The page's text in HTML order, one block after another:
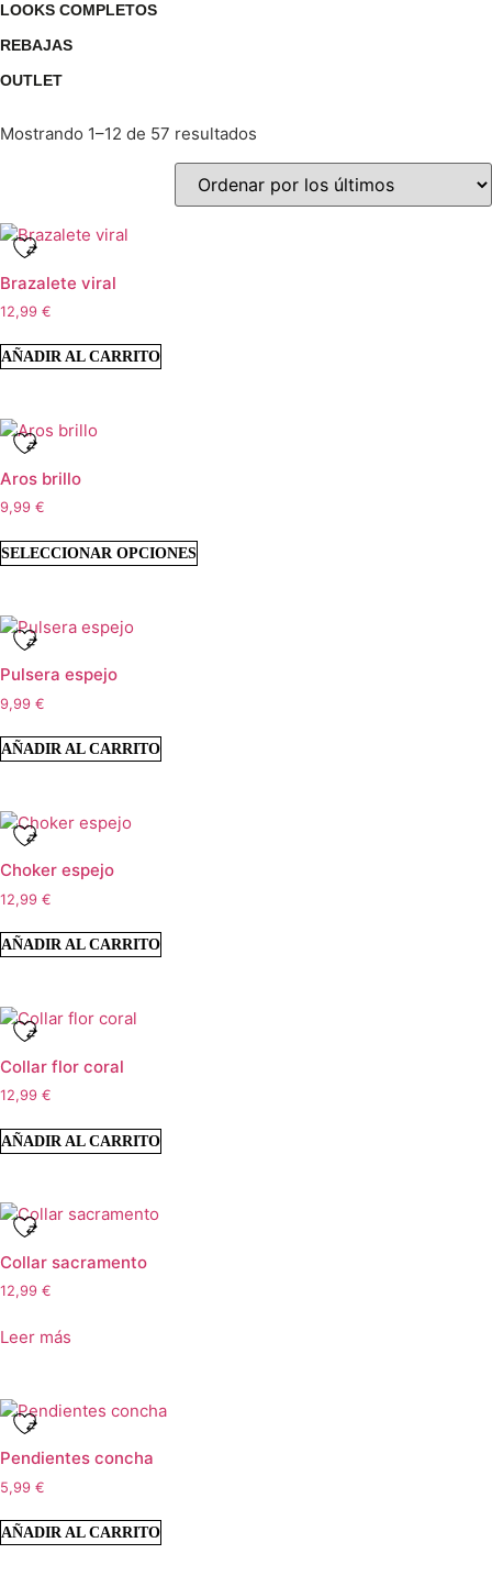
LOOKS COMPLETOS
REBAJAS
OUTLET
Mostrando 1–12 de 57 resultados
Brazalete viral
12,99 €
AÑADIR AL CARRITO
Aros brillo
9,99 €
SELECCIONAR OPCIONES
Pulsera espejo
9,99 €
AÑADIR AL CARRITO
Choker espejo
12,99 €
AÑADIR AL CARRITO
Collar flor coral
12,99 €
AÑADIR AL CARRITO
Collar sacramento
12,99 €
Leer más
Pendientes concha
5,99 €
AÑADIR AL CARRITO